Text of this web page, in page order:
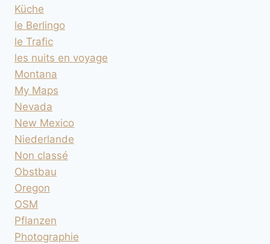
Küche
le Berlingo
le Trafic
les nuits en voyage
Montana
My Maps
Nevada
New Mexico
Niederlande
Non classé
Obstbau
Oregon
OSM
Pflanzen
Photographie